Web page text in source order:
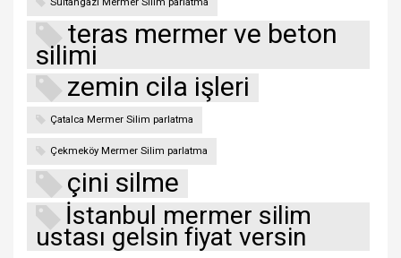
Sultangazi Mermer Silim parlatma
teras mermer ve beton
silimi
zemin cila işleri
Çatalca Mermer Silim parlatma
Çekmeköy Mermer Silim parlatma
çini silme
İstanbul mermer silim
ustası gelsin fiyat versin